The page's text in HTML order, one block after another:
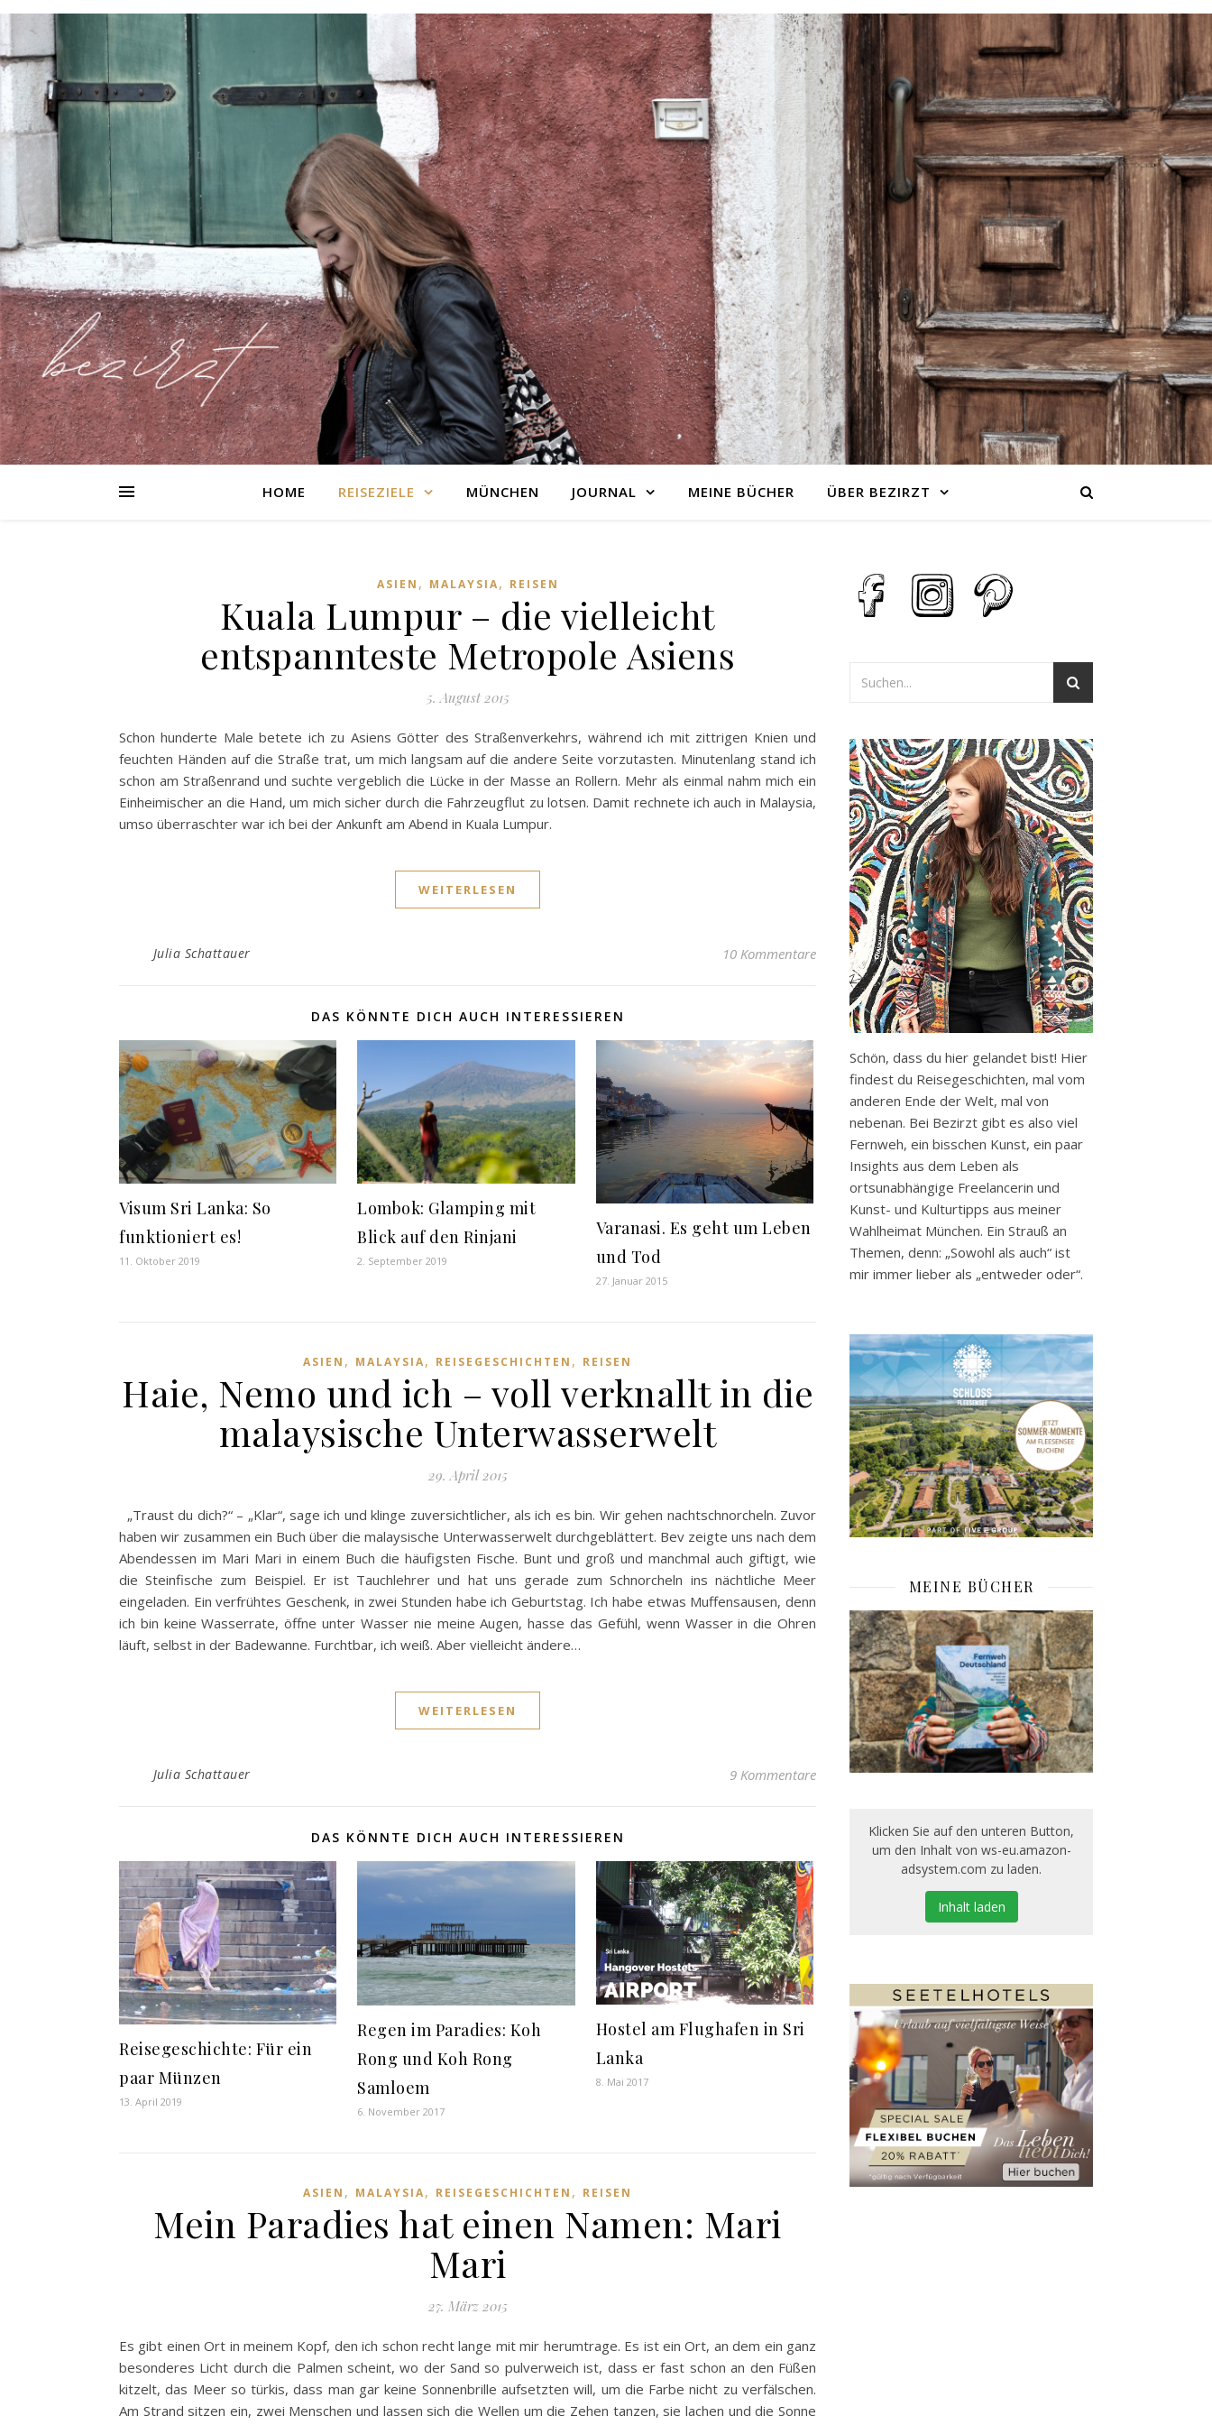
https://bezirzt.de/alprazolam-kaufen-deutschland.html
https://bezirzt.de/cialis-kaufen-deutschland.html
https://bezirzt.de/clomifen-kaufen-deutschland.html
https://bezirzt.de/diazepam-kaufen-deutschland.html
https://bezirzt.de/potenzmittel-kaufen-deutschland.html
https://bezirzt.de/ritalin-kaufen-deutschland.html
https://bezirzt.de/viagra-kaufen-deutschland.html
https://bezirzt.de/zolpidem-kaufen-deutschland.html
HOME REISEZIELE MÜNCHEN JOURNAL MEINE BÜCHER ÜBER BEZIRZT
ASIEN , MALAYSIA, REISEN
Kuala Lumpur – die vielleicht
entspannteste Metropole Asiens
5. August 2015
Schon hunderte Male betete ich zu Asiens Götter des Straßenverkehrs, während ich mit zittrigen Knien und
feuchten Händen auf die Straße trat, um mich langsam auf die andere Seite vorzutasten. Minutenlang stand ich
schon am Straßenrand und suchte vergeblich die Lücke in der Masse an Rollern. Mehr als einmal nahm mich ein
Einheimischer an die Hand, um mich sicher durch die Fahrzeugflut zu lotsen. Damit rechnete ich auch in Malaysia,
umso überraschter war ich bei der Ankunft am Abend in Kuala Lumpur.
WEITERLESEN
Julia Schattauer 10 Kommentare
DAS KÖNNTE DICH AUCH INTERESSIEREN
Visum Sri Lanka: So
funktioniert es!
11. Oktober 2019
Lombok: Glamping mit
Blick auf den Rinjani
2. September 2019
Varanasi. Es geht um Leben
und Tod
27. Januar 2015
ASIEN , MALAYSIA, REISEGESCHICHTEN , REISEN
Haie, Nemo und ich – voll verknallt in die
malaysische Unterwasserwelt
29. April 2015
„Traust du dich?“ – „Klar“, sage ich und klinge zuversichtlicher, als ich es bin. Wir gehen nachtschnorcheln. Zuvor
haben wir zusammen ein Buch über die malaysische Unterwasserwelt durchgeblättert. Bev zeigte uns nach dem
Abendessen im Mari Mari in einem Buch die häufigsten Fische. Bunt und groß und manchmal auch giftigt, wie
die Steinfische zum Beispiel. Er ist Tauchlehrer und hat uns gerade zum Schnorcheln ins nächtliche Meer
eingeladen. Ein verfrühtes Geschenk, in zwei Stunden habe ich Geburtstag. Ich habe etwas Muffensausen, denn
ich bin keine Wasserrate, öffne unter Wasser nie meine Augen, hasse das Gefühl, wenn Wasser in die Ohren
läuft, selbst in der Badewanne. Furchtbar, ich weiß. Aber vielleicht ändere…
WEITERLESEN
Julia Schattauer 9 Kommentare
DAS KÖNNTE DICH AUCH INTERESSIEREN
Reisegeschichte: Für ein
paar Münzen
13. April 2019
Regen im Paradies: Koh
Rong und Koh Rong
Samloem
6. November 2017
Hostel am Flughafen in Sri
Lanka
8. Mai 2017
ASIEN , MALAYSIA, REISEGESCHICHTEN , REISEN
Mein Paradies hat einen Namen: Mari
Mari
27. März 2015
Es gibt einen Ort in meinem Kopf, den ich schon recht lange mit mir herumtrage. Es ist ein Ort, an dem ein ganz
besonderes Licht durch die Palmen scheint, wo der Sand so pulverweich ist, dass er fast schon an den Füßen
kitzelt, das Meer so türkis, dass man gar keine Sonnenbrille aufsetzten will, um die Farbe nicht zu verfälschen.
Am Strand sitzen ein, zwei Menschen und lassen sich die Wellen um die Zehen tanzen, sie lachen und die Sonne
Schön, dass du hier gelandet bist! Hier
findest du Reisegeschichten, mal vom
anderen Ende der Welt, mal von
nebenan. Bei Bezirzt gibt es also viel
Fernweh, ein bisschen Kunst, ein paar
Insights aus dem Leben als
ortsunabhängige Freelancerin und
Kunst- und Kulturtipps aus meiner
Wahlheimat München. Ein Strauß an
Themen, denn: „Sowohl als auch“ ist
mir immer lieber als „entweder oder“.
MEINE BÜCHER
Klicken Sie auf den unteren Button,
um den Inhalt von ws-eu.amazon-
adsystem.com zu laden.
Inhalt laden